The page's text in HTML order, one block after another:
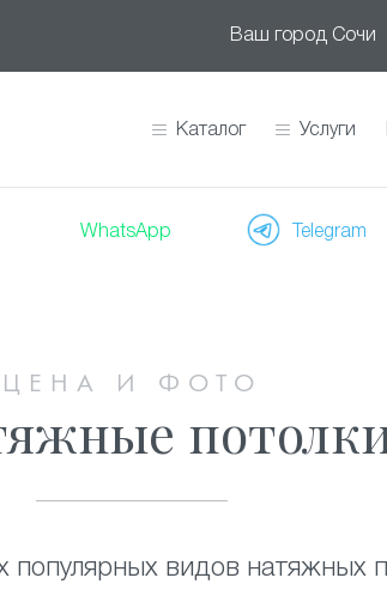
Ваш город Сочи
Каталог Услуги
WhatsApp Telegram
ЦЕНА И ФОТО
популярных видов натяжных